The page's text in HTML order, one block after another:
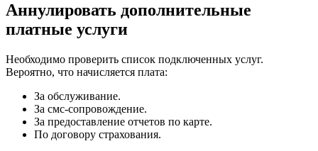
Аннулировать дополнительные
платные услуги
Необходимо проверить список подключенных услуг.
Вероятно, что начисляется плата:
За обслуживание.
За смс-сопровождение.
За предоставление отчетов по карте.
По договору страхования.